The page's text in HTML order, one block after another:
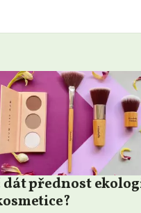
dát přednost